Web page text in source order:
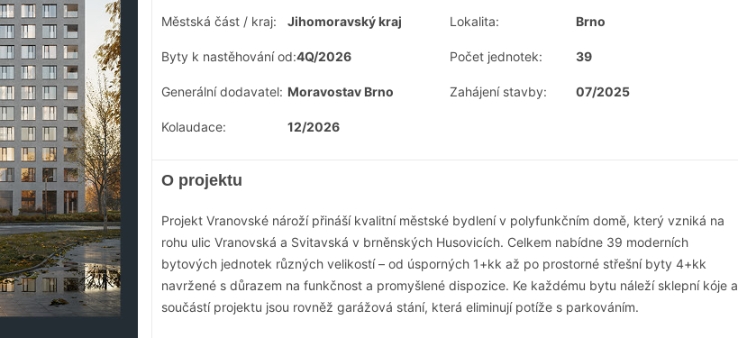
Městská část / kraj: Jihomoravský kraj Lokalita: Brno
Byty k nastěhování od:4Q/2026 Počet jednotek: 39
Generální dodavatel: Moravostav Brno Zahájení stavby: 07/2025
Kolaudace: 12/2026
O projektu
Projekt Vranovské nároží přináší kvalitní městské bydlení v polyfunkčním domě, který vzniká na
rohu ulic Vranovská a Svitavská v brněnských Husovicích. Celkem nabídne 39 moderních
bytových jednotek různých velikostí – od úsporných 1+kk až po prostorné střešní byty 4+kk
navržené s důrazem na funkčnost a promyšlené dispozice. Ke každému bytu náleží sklepní kóje a
součástí projektu jsou rovněž garážová stání, která eliminují potíže s parkováním.